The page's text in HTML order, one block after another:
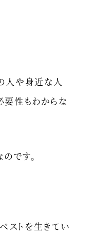
人や身近な人
要性もわからな
です。
ストを生きてい